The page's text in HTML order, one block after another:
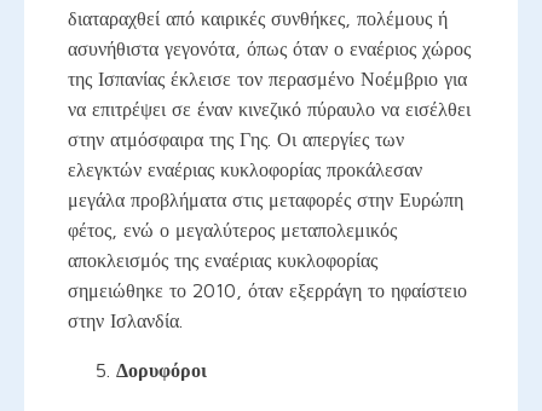
διαταραχθεί από καιρικές συνθήκες, πολέμους ή
ασυνήθιστα γεγονότα, όπως όταν ο εναέριος χώρος
της Ισπανίας έκλεισε τον περασμένο Νοέμβριο για
να επιτρέψει σε έναν κινεζικό πύραυλο να εισέλθει
στην ατμόσφαιρα της Γης. Οι απεργίες των
ελεγκτών εναέριας κυκλοφορίας προκάλεσαν
μεγάλα προβλήματα στις μεταφορές στην Ευρώπη
φέτος, ενώ ο μεγαλύτερος μεταπολεμικός
αποκλεισμός της εναέριας κυκλοφορίας
σημειώθηκε το 2010, όταν εξερράγη το ηφαίστειο
στην Ισλανδία.
Δορυφόροι